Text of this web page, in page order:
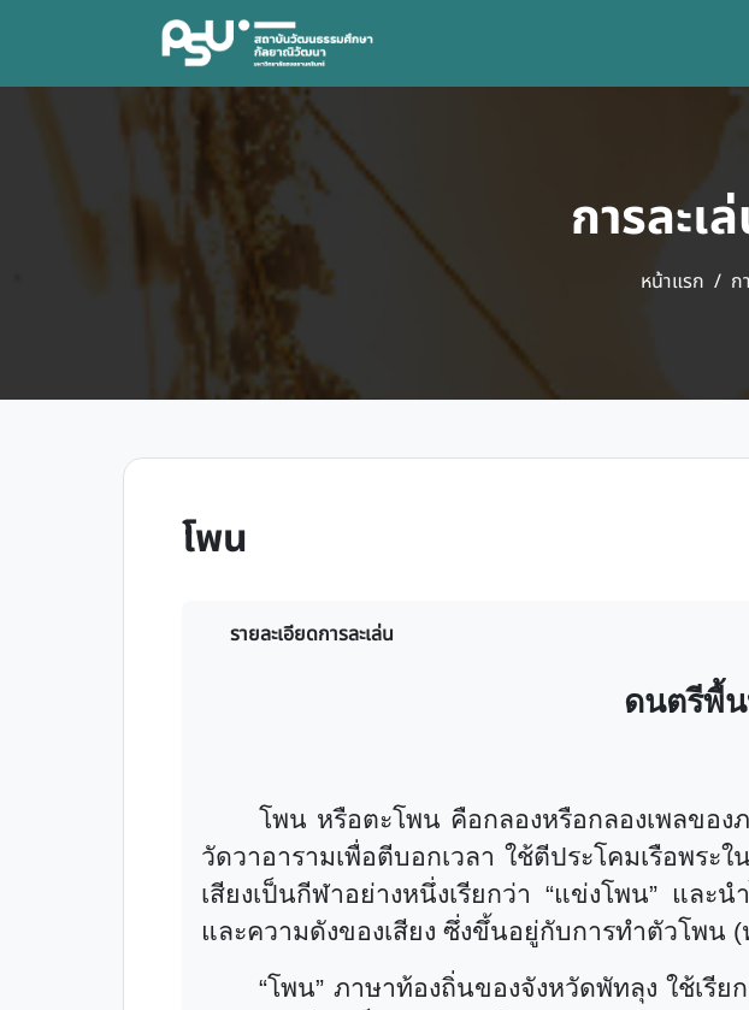
การละเ
หน้าแรก ก
โพน
รายละเอียดการละเล่น
ดนตรีพื้
โพน หรือตะโพน คือกลองหรือกลองเพลของ
วัดวาอารามเพื่อตีบอกเวลา ใช้ตีประโคมเรือพระ
เสียงเป็นกีฬาอย่างหนึ่งเรียกว่า “แข่งโพน” และน
และความดังของเสียง ซึ่งขึ้นอยู่กับการทำตัวโพน
“โพน” ภาษาท้องถิ่นของจังหวัดพัทลุง ใช้เรี